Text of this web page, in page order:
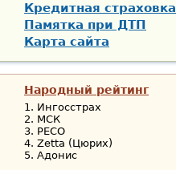
Кредитная страховка
Памятка при ДТП
Карта сайта
Народный рейтинг
Ингосстрах
МСК
РЕСО
Zetta (Цюрих)
Адонис